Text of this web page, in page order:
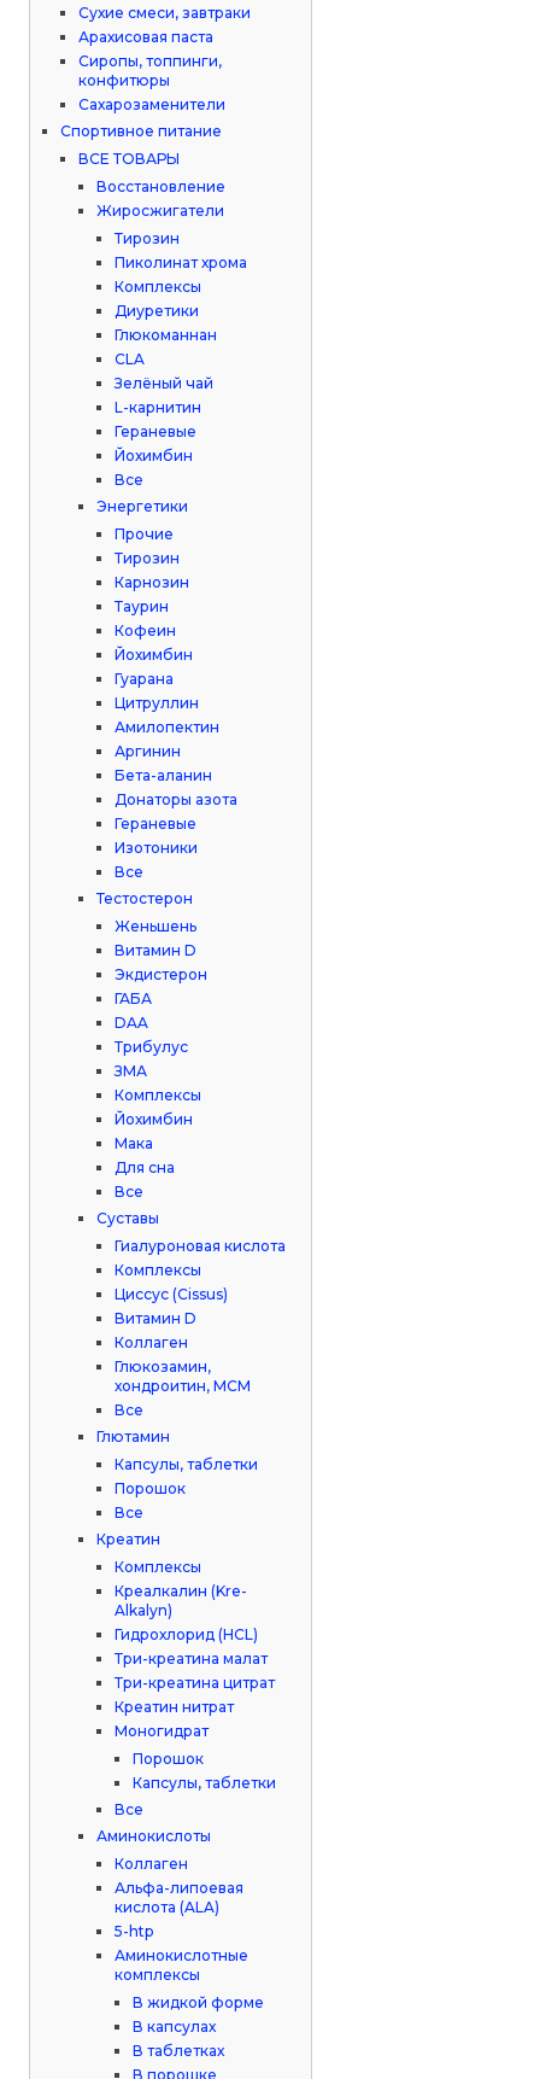
Сухие смеси, завтраки
Арахисовая паста
Сиропы, топпинги,
конфитюры
Сахарозаменители
Спортивное питание
ВСЕ ТОВАРЫ
Восстановление
Жиросжигатели
Тирозин
Пиколинат хрома
Комплексы
Диуретики
Глюкоманнан
CLA
Зелёный чай
L-карнитин
Гераневые
Йохимбин
Все
Энергетики
Прочие
Тирозин
Карнозин
Таурин
Кофеин
Йохимбин
Гуарана
Цитруллин
Амилопектин
Аргинин
Бета-аланин
Донаторы азота
Гераневые
Изотоники
Все
Тестостерон
Женьшень
Витамин D
Экдистерон
ГАБА
DAA
Трибулус
ЗМА
Комплексы
Йохимбин
Мака
Для сна
Все
Суставы
Гиалуроновая кислота
Комплексы
Циссус (Cissus)
Витамин D
Коллаген
Глюкозамин,
хондроитин, МСМ
Все
Глютамин
Капсулы, таблетки
Порошок
Все
Креатин
Комплексы
Креалкалин (Kre-
Alkalyn)
Гидрохлорид (HCL)
Три-креатина малат
Три-креатина цитрат
Креатин нитрат
Моногидрат
Порошок
Капсулы, таблетки
Все
Аминокислоты
Коллаген
Альфа-липоевая
кислота (ALA)
5-htp
Аминокислотные
комплексы
В жидкой форме
В капсулах
В таблетках
В порошке